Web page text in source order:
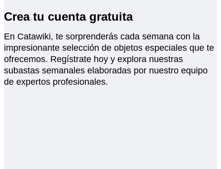
Crea tu cuenta gratuita
En Catawiki, te sorprenderás cada semana con la
impresionante selección de objetos especiales que te
ofrecemos. Regístrate hoy y explora nuestras
subastas semanales elaboradas por nuestro equipo
de expertos profesionales.